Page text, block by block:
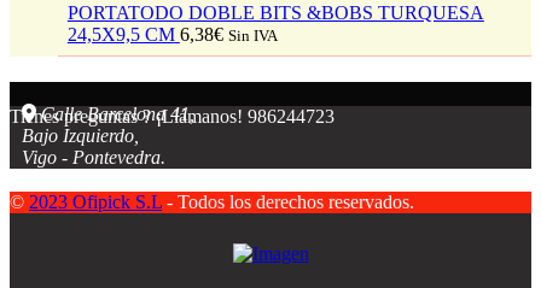
PORTATODO DOBLE BITS &BOBS TURQUESA
24,5X9,5 CM 6,38€ Sin IVA
Tienes preguntas ? ¡Llámanos! 986244723
Calle Barcelona 41,
Bajo Izquierdo,
Vigo - Pontevedra.
© 2023 Ofipick S.L - Todos los derechos reservados.